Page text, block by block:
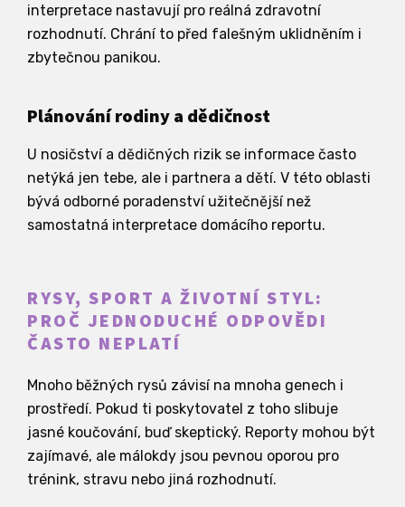
interpretace nastavují pro reálná zdravotní
rozhodnutí. Chrání to před falešným uklidněním i
zbytečnou panikou.
Plánování rodiny a dědičnost
U nosičství a dědičných rizik se informace často
netýká jen tebe, ale i partnera a dětí. V této oblasti
bývá odborné poradenství užitečnější než
samostatná interpretace domácího reportu.
RYSY, SPORT A ŽIVOTNÍ STYL:
PROČ JEDNODUCHÉ ODPOVĚDI
ČASTO NEPLATÍ
Mnoho běžných rysů závisí na mnoha genech i
prostředí. Pokud ti poskytovatel z toho slibuje
jasné koučování, buď skeptický. Reporty mohou být
zajímavé, ale málokdy jsou pevnou oporou pro
trénink, stravu nebo jiná rozhodnutí.